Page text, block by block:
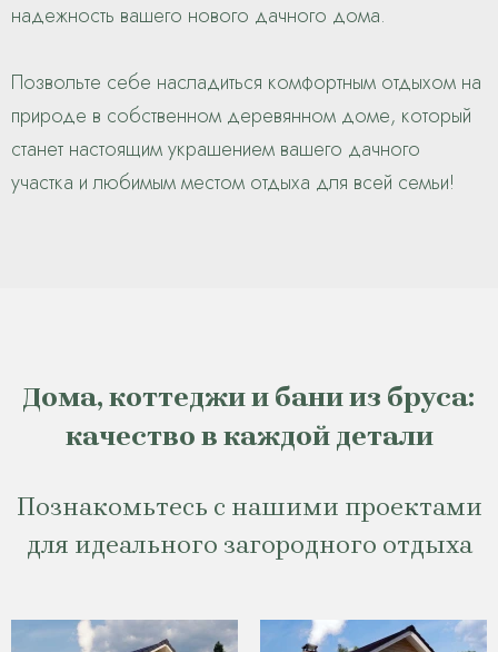
надежность вашего нового дачного дома.
Позвольте себе насладиться комфортным отдыхом на
природе в собственном деревянном доме, который
станет настоящим украшением вашего дачного
участка и любимым местом отдыха для всей семьи!
Дома, коттеджи и бани из бруса:
качество в каждой детали
Познакомьтесь с нашими проектами
для идеального загородного отдыха